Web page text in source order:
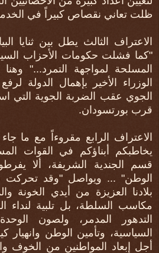
ظلت تعاني نقصاص كبيراً في
الاعتراف الثالث يطل بين ثنايا
"كما فشلت حكومات الأحزاب
المسلحة لمواجهة التمرد..."
الوزراء الأخير بإهمال الدولة
الجوي عقب الضربة الجوية التي
قرب بورتسودان.
الاعتراف الرابع مقروءاً مع ما
يخاطبكم أبناؤكم في القوات
قسم الجندية الشريفة، ألا
الوطن" ... ويواصل "وقد تحركت
بلادنا العزيزة من أيدي الخونة
مكاسب السلطة، بل تلبية لنداء
التدهور المدمر، ولصون
السياسية، وتأمين الوطن وانهيار
أجل إبعاد المواطنين من الخوف